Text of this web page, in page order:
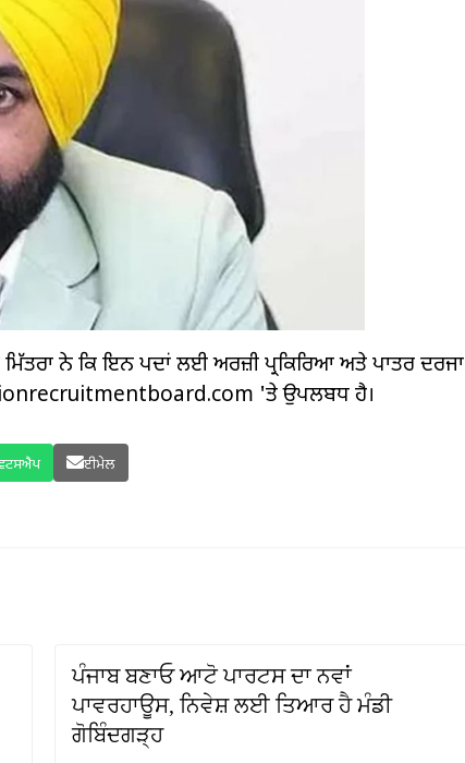
ਨੇ ਕਿ ਇਨ ਪਦਾਂ ਲਈ ਅਰਜ਼ੀ ਪ੍ਰਕਿਰਿਆ ਅਤੇ ਪਾਤਰ ਦਰਜਾ
'ਤੇ ਉਪਲਬਧ ਹੈ।
ਈਮੇਲ
ਪੰਜਾਬ ਬਣਾਓ ਆਟੋ ਪਾਰਟਸ ਦਾ ਨਵਾਂ
ਪਾਵਰਹਾਊਸ, ਨਿਵੇਸ਼ ਲਈ ਤਿਆਰ ਹੈ ਮੰਡੀ
ਗੋਬਿੰਦਗੜ੍ਹ